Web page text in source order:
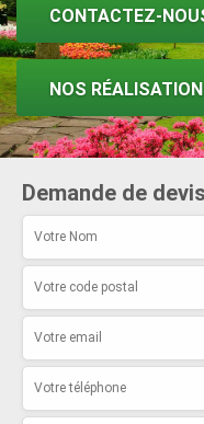
CONTACTEZ-
NOS
Demande de